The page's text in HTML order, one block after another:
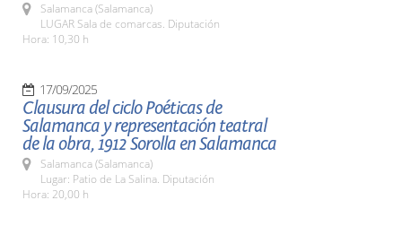
Salamanca (Salamanca)
LUGAR Sala de comarcas. Diputación
Hora: 10,30 h
17/09/2025
Clausura del ciclo Poéticas de
Salamanca y representación teatral
de la obra, 1912 Sorolla en Salamanca
Salamanca (Salamanca)
Lugar: Patio de La Salina. Diputación
Hora: 20,00 h